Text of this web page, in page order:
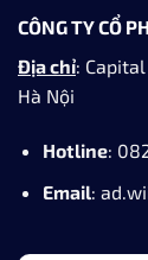
CÔNG TY CỔ
Địa chỉ:
Hà Nội
Hotline:
Email: